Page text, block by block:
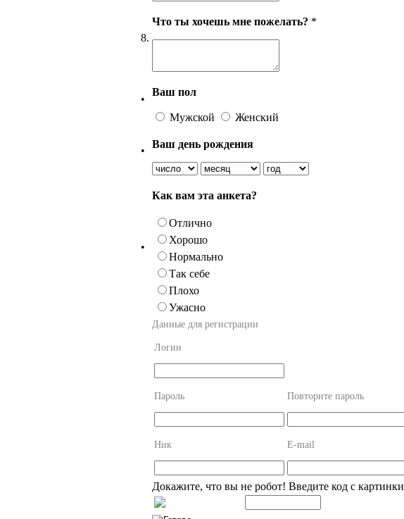
8.
Что ты хочешь мне пожелать? *
•
Ваш пол
Мужской Женский
•
Ваш день рождения
•
Как вам эта анкета?
Отлично
Хорошо
Нормально
Так себе
Плохо
Ужасно
Данные для регистрации
Логин
Пароль Повторите пароль
Ник E-mail
Докажите, что вы не робот! Введите код с картинки